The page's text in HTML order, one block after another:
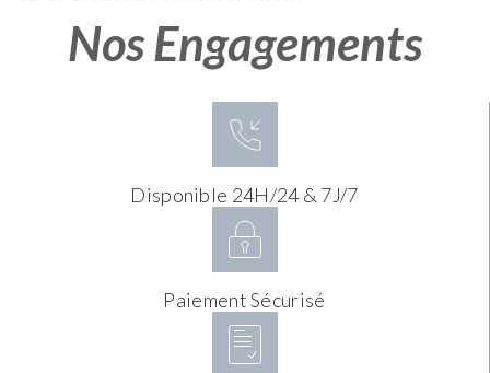
Nos Engagements
Disponible 24H/24 & 7J/7
Paiement Sécurisé